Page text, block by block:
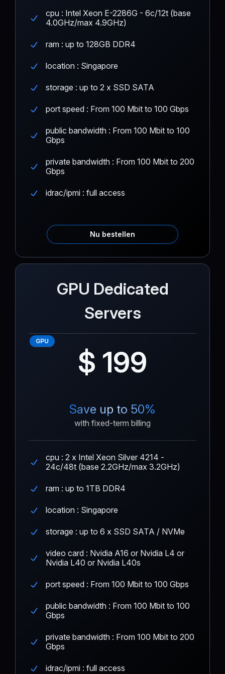
cpu : Intel Xeon E-2286G - 6c/12t (base
4.0GHz/max 4.9GHz)
ram : up to 128GB DDR4
location : Singapore
storage : up to 2 x SSD SATA
port speed : From 100 Mbit to 100 Gbps
public bandwidth : From 100 Mbit to 100
Gbps
private bandwidth : From 100 Mbit to 200
Gbps
idrac/ipmi : full access
Nu bestellen
GPU Dedicated
Servers
GPU
$ 199
Save up to 50%
with fixed-term billing
cpu : 2 x Intel Xeon Silver 4214 -
24c/48t (base 2.2GHz/max 3.2GHz)
ram : up to 1TB DDR4
location : Singapore
storage : up to 6 x SSD SATA / NVMe
video card : Nvidia A16 or Nvidia L4 or
Nvidia L40 or Nvidia L40s
port speed : From 100 Mbit to 100 Gbps
public bandwidth : From 100 Mbit to 100
Gbps
private bandwidth : From 100 Mbit to 200
Gbps
idrac/ipmi : full access